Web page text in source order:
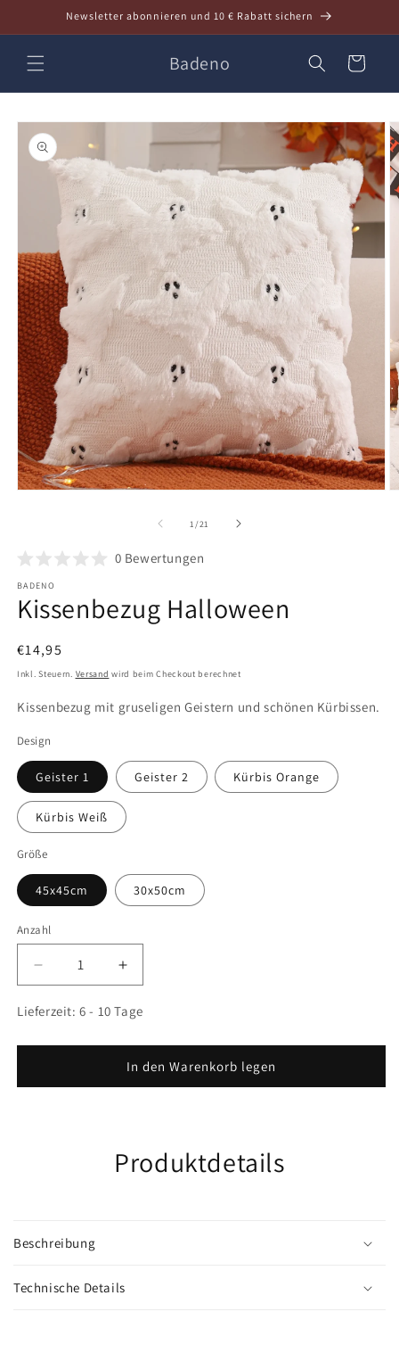
Inhalt
Newsletter abonnieren und 10 € Rabatt sichern
Badeno Warenkorb
öffnen
1 /von
21
0 Bewertungen
BADENO
Kissenbezug Halloween
Normaler
Preis
€14,95
Inkl. Steuern. Versand wird beim Checkout berechnet
Kissenbezug mit gruseligen Geistern und schönen Kürbissen.
Design
Geister 1 Geister 2 Kürbis Orange
Kürbis Weiß
Größe
45x45cm 30x50cm
Anzahl
Anzahl
Verringere
die
Menge
Kissenbezug
Erhöhe
die
Menge
Kissenbezug
Halloween
Lieferzeit:6 - 10 Tage
In den Warenkorb legen
Produktdetails
Beschreibung
Technische Details